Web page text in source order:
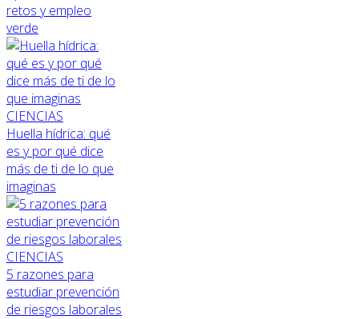
retos y empleo
verde
CIENCIAS
Huella hídrica: qué
es y por qué dice
más de ti de lo que
imaginas
CIENCIAS
5 razones para
estudiar prevención
de riesgos laborales